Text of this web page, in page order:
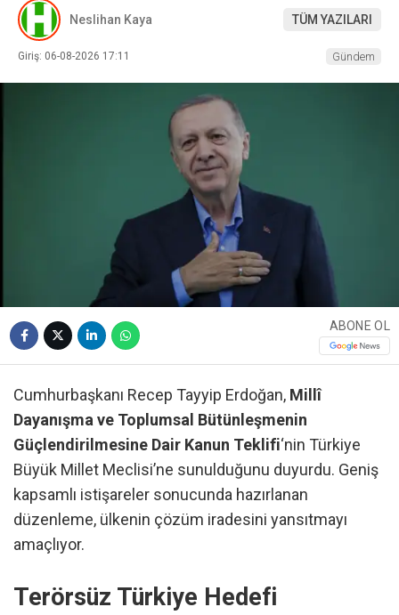
Neslihan Kaya TÜM YAZILARI
Giriş: 06-08-2026 17:11 Gündem
ABONE OL
Cumhurbaşkanı Recep Tayyip Erdoğan, Millî
Dayanışma ve Toplumsal Bütünleşmenin
Güçlendirilmesine Dair Kanun Teklifi‘nin Türkiye
Büyük Millet Meclisi’ne sunulduğunu duyurdu. Geniş
kapsamlı istişareler sonucunda hazırlanan
düzenleme, ülkenin çözüm iradesini yansıtmayı
amaçlıyor.
Terörsüz Türkiye Hedefi